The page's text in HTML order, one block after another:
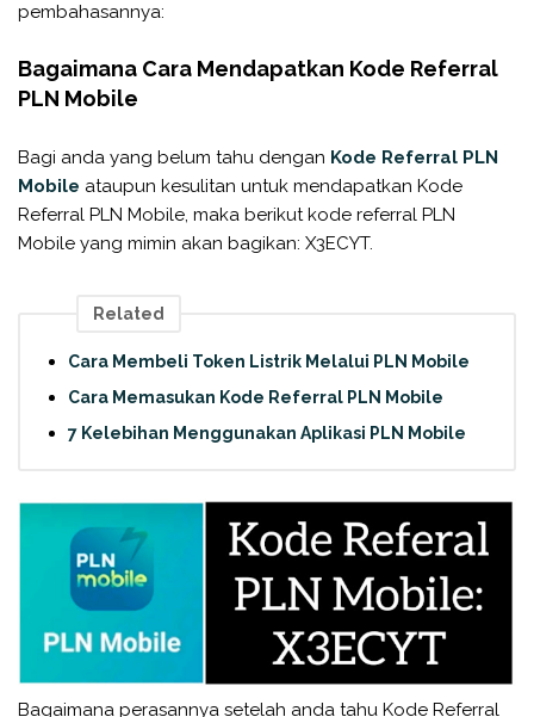
pembahasannya:
Bagaimana Cara Mendapatkan Kode Referral
PLN Mobile
Bagi anda yang belum tahu dengan Kode Referral PLN
Mobile ataupun kesulitan untuk mendapatkan Kode
Referral PLN Mobile, maka berikut kode referral PLN
Mobile yang mimin akan bagikan: X3ECYT.
Related
Cara Membeli Token Listrik Melalui PLN Mobile
Cara Memasukan Kode Referral PLN Mobile
7 Kelebihan Menggunakan Aplikasi PLN Mobile
Bagaimana perasannya setelah anda tahu Kode Referral